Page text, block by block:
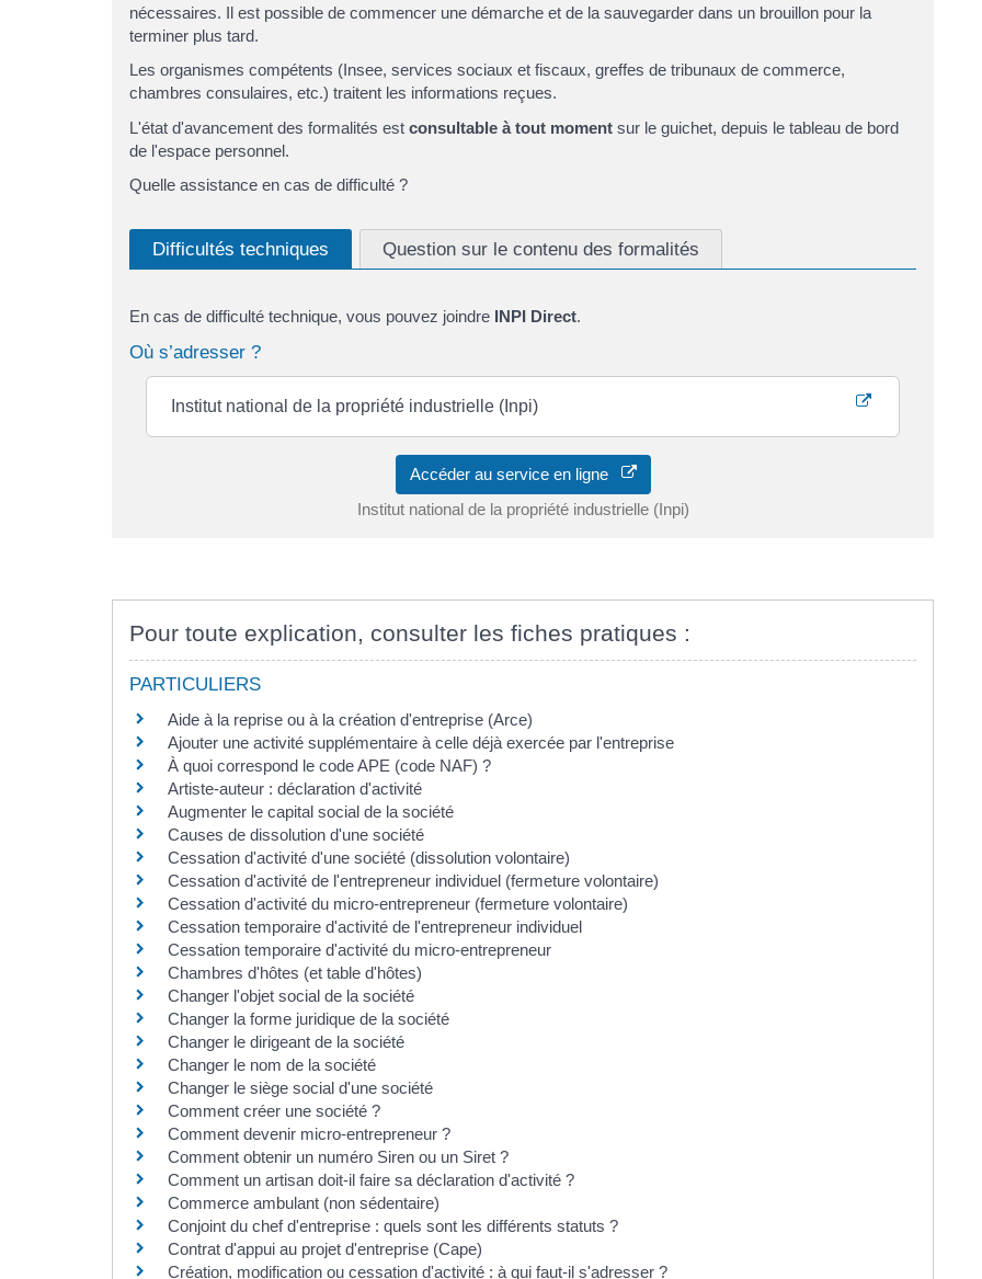
nécessaires. Il est possible de commencer une démarche et de la sauvegarder dans un brouillon pour la
terminer plus tard.
Les organismes compétents (Insee, services sociaux et fiscaux, greffes de tribunaux de commerce,
chambres consulaires, etc.) traitent les informations reçues.
L'état d'avancement des formalités est consultable à tout moment sur le guichet, depuis le tableau de bord
de l'espace personnel.
Quelle assistance en cas de difficulté ?
Difficultés techniques Question sur le contenu des formalités
En cas de difficulté technique, vous pouvez joindre INPI Direct.
Où s’adresser ?
Institut national de la propriété industrielle (Inpi)
Accéder au service en ligne
Institut national de la propriété industrielle (Inpi)
Pour toute explication, consulter les fiches pratiques :
PARTICULIERS
Aide à la reprise ou à la création d'entreprise (Arce)
Ajouter une activité supplémentaire à celle déjà exercée par l'entreprise
À quoi correspond le code APE (code NAF) ?
Artiste-auteur : déclaration d'activité
Augmenter le capital social de la société
Causes de dissolution d'une société
Cessation d'activité d'une société (dissolution volontaire)
Cessation d'activité de l'entrepreneur individuel (fermeture volontaire)
Cessation d'activité du micro-entrepreneur (fermeture volontaire)
Cessation temporaire d'activité de l'entrepreneur individuel
Cessation temporaire d'activité du micro-entrepreneur
Chambres d'hôtes (et table d'hôtes)
Changer l'objet social de la société
Changer la forme juridique de la société
Changer le dirigeant de la société
Changer le nom de la société
Changer le siège social d'une société
Comment créer une société ?
Comment devenir micro-entrepreneur ?
Comment obtenir un numéro Siren ou un Siret ?
Comment un artisan doit-il faire sa déclaration d'activité ?
Commerce ambulant (non sédentaire)
Conjoint du chef d'entreprise : quels sont les différents statuts ?
Contrat d'appui au projet d'entreprise (Cape)
Création, modification ou cessation d'activité : à qui faut-il s'adresser ?